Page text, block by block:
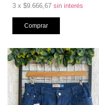
3 x $9.666,67 sin interés